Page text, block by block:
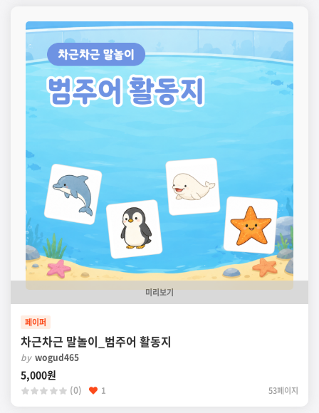
미리보기
페이퍼
차근차근 말놀이_범주어 활동지
by wogud465
5,000원
(0) 1 53페이지